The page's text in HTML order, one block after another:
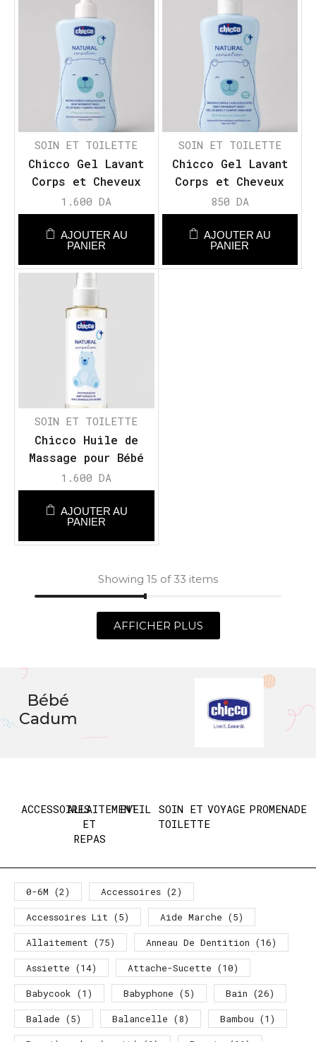
SOIN ET TOILETTE
Chicco Gel Lavant
Corps et Cheveux
pour Bébé Natural
Sensation
1.600DA
AJOUTER AU
PANIER
SOIN ET TOILETTE
Chicco Gel Lavant
Corps et Cheveux
pour Bébé Natural
Sensation
850 DA
AJOUTER AU
PANIER
SOIN ET TOILETTE
Chicco Huile de
Massage pour Bébé
Natural Sensation
1.600DA
AJOUTER AU
PANIER
Showing 15 of 33 items
AFFICHER PLUS
Bébé
Cadum
ACCESSOIRESALLAITEMENT
ET
REPAS
EVEIL SOIN ET
TOILETTE
VOYAGE PROMENADE
0-6M (2) Accessoires (2)
Accessoires Lit (5) Aide Marche (5)
Allaitement (75) Anneau De Dentition (16)
Assiette (14) Attache-Sucette (10)
Babycook (1) Babyphone (5) Bain (26)
Balade (5) Balancelle (8) Bambou (1)